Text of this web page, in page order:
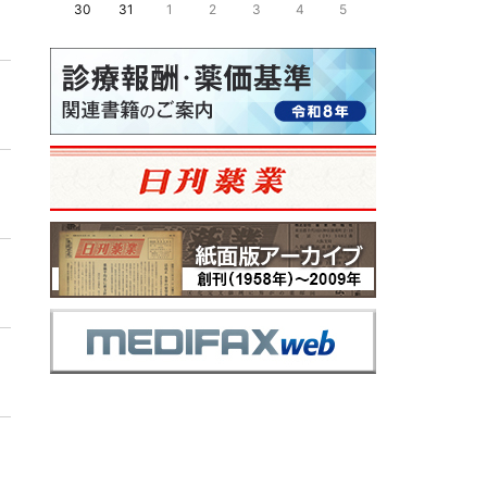
30 31 1 2 3 4 5